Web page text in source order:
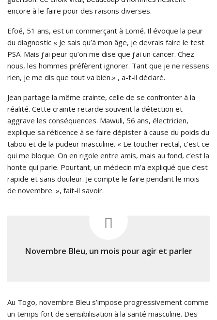
encore à le faire pour des raisons diverses.
Efoé, 51 ans, est un commerçant à Lomé. Il évoque la peur
du diagnostic « Je sais qu’à mon âge, je devrais faire le test
PSA. Mais j’ai peur qu’on me dise que j’ai un cancer. Chez
nous, les hommes préfèrent ignorer. Tant que je ne ressens
rien, je me dis que tout va bien.» , a-t-il déclaré.
Jean partage la même crainte, celle de se confronter à la
réalité. Cette crainte retarde souvent la détection et
aggrave les conséquences. Mawuli, 56 ans, électricien,
explique sa réticence à se faire dépister à cause du poids du
tabou et de la pudeur masculine. « Le toucher rectal, c’est ce
qui me bloque. On en rigole entre amis, mais au fond, c’est la
honte qui parle. Pourtant, un médecin m’a expliqué que c’est
rapide et sans douleur. Je compte le faire pendant le mois
de novembre. », fait-il savoir.
Novembre Bleu, un mois pour agir et parler
Au Togo, novembre Bleu s’impose progressivement comme
un temps fort de sensibilisation à la santé masculine. Des